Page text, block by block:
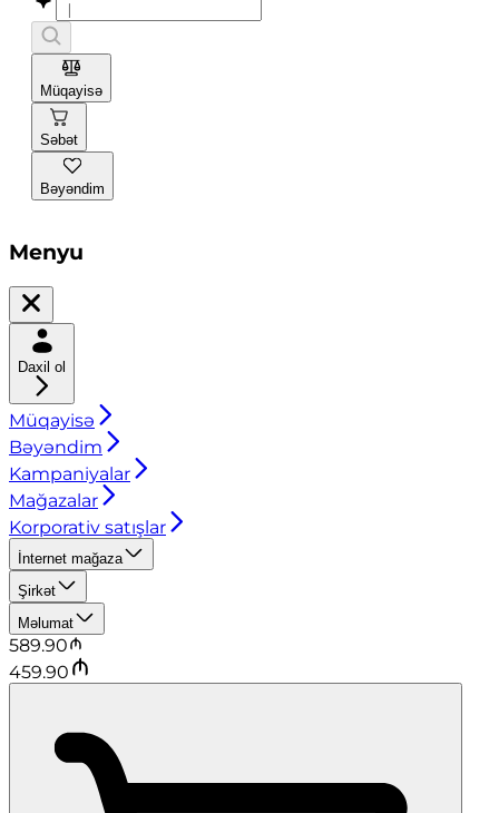
Müqayisə
Səbət
Bəyəndim
Menyu
Daxil ol
Müqayisə
Bəyəndim
Kampaniyalar
Mağazalar
Korporativ satışlar
İnternet mağaza
Şirkət
Məlumat
589.90
459.90